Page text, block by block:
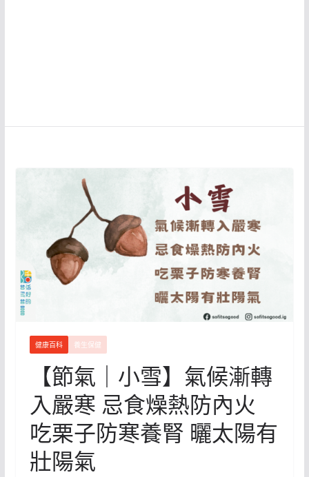
健康百科 養生保健
【節氣｜小雪】氣候漸轉
入嚴寒 忌食燥熱防內火
吃栗子防寒養腎 曬太陽有
壯陽氣